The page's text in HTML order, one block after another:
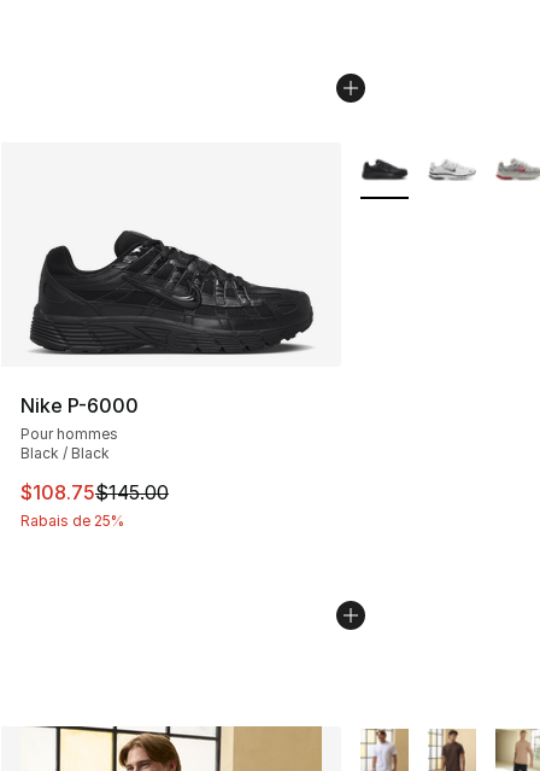
Nike P-6000
Pour hommes
Black / Black
Cet article est en solde. Le prix est passé de $145.00 à
$108.75$145.00
Rabais de 25%
Plus de couleurs
Plus de couleurs